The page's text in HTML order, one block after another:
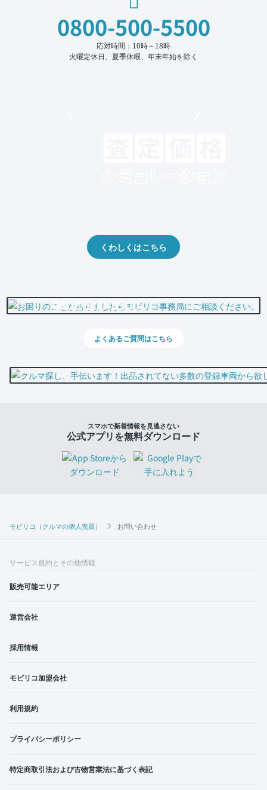
モビリコ（クルマの個人売買） お問い合わせ
0800-500-5500
応対時間：10時～18時
火曜定休日、夏季休暇、年末年始を除く
くわしくはこちら
0800-500-5500
よくあるご質問はこちら
スマホで新着情報を見逃さない
公式アプリを無料ダウンロード
サービス規約とその他情報
販売可能エリア
運営会社
採用情報
モビリコ加盟会社
利用規約
プライバシーポリシー
特定商取引法および古物営業法に基づく表記